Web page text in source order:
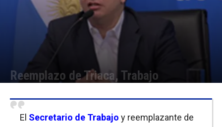
Reemplazo de Triaca, Trabajo
El Secretario de Trabajo y reemplazante de